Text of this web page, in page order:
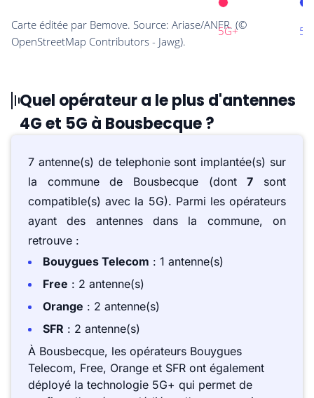
Quel opérateur a le plus d'antennes
4G et 5G à Bousbecque ?
7 antenne(s) de telephonie sont implantée(s) sur
la commune de Bousbecque (dont7 sont
compatible(s) avec la 5G). Parmi les opérateurs
ayant des antennes dans la commune, on
retrouve :
Bouygues Telecom : 1 antenne(s)
Free : 2 antenne(s)
Orange : 2 antenne(s)
SFR : 2 antenne(s)
À Bousbecque, les opérateurs Bouygues
Telecom, Free, Orange et SFR ont également
déployé la technologie 5G+ qui permet de